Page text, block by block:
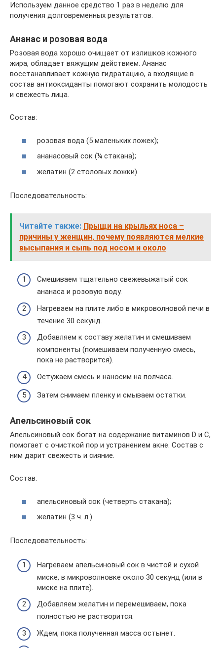
Используем данное средство 1 раз в неделю для
получения долговременных результатов.
Ананас и розовая вода
Розовая вода хорошо очищает от излишков кожного
жира, обладает вяжущим действием. Ананас
восстанавливает кожную гидратацию, а входящие в
состав антиоксиданты помогают сохранить молодость
и свежесть лица.
Состав:
розовая вода (5 маленьких ложек);
ананасовый сок (¼ стакана);
желатин (2 столовых ложки).
Последовательность:
Читайте также: Прыщи на крыльях носа –
причины у женщин, почему появляются мелкие
высыпания и сыпь под носом и около
Смешиваем тщательно свежевыжатый сок
ананаса и розовую воду.
Нагреваем на плите либо в микроволновой печи в
течение 30 секунд.
Добавляем к составу желатин и смешиваем
компоненты (помешиваем полученную смесь,
пока не растворится).
Остужаем смесь и наносим на полчаса.
Затем снимаем пленку и смываем остатки.
Апельсиновый сок
Апельсиновый сок богат на содержание витаминов D и С,
помогает с очисткой пор и устранением акне. Состав с
ним дарит свежесть и сияние.
Состав:
апельсиновый сок (четверть стакана);
желатин (3 ч. л.).
Последовательность:
Нагреваем апельсиновый сок в чистой и сухой
миске, в микроволновке около 30 секунд (или в
миске на плите).
Добавляем желатин и перемешиваем, пока
полностью не растворится.
Ждем, пока полученная масса остынет.